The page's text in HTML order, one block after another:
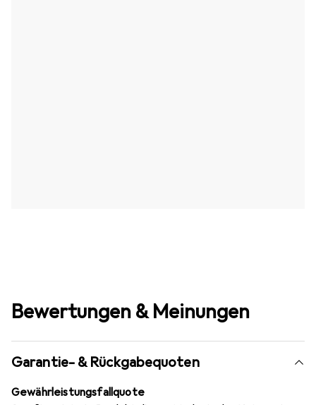
Bewertungen & Meinungen
Garantie- & Rückgabequoten
Gewährleistungsfallquote